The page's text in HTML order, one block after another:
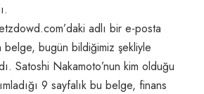
adlı bir e-posta
belge, bugün bildiğimiz şekliyle
Satoshi Nakamoto’nun kim olduğu
9 sayfalık bu belge, finans